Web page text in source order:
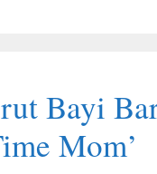
Bayi
Mom’